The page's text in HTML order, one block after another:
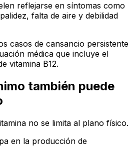
reflejarse en síntomas como
falta de aire y debilidad
casos de cansancio persistente
médica que incluye el
vitamina B12.
también puede
no se limita al plano físico.
en la producción de